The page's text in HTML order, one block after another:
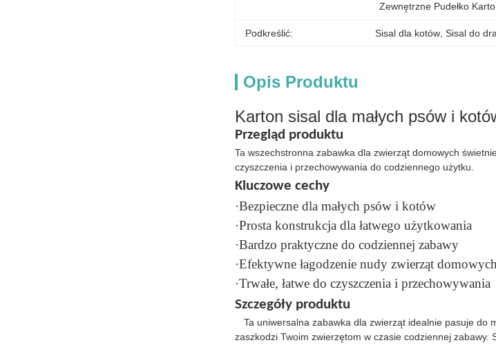
Zewnętrzne Pudełko
Podkreślić: Sisal dla kotów , Sisal do
Opis Produktu
Karton sisal dla małych psów i
Przegląd produktu
Ta wszechstronna zabawka dla zwierząt domowych
czyszczenia i przechowywania do codziennego użytku.
Kluczowe cechy
·Bezpieczne dla małych psów i kotów
·Prosta konstrukcja dla łatwego użytkowania
·Bardzo praktyczne do codziennej zabawy
·Efektywne łagodzenie nudy zwierząt domowych
·Trwałe, łatwe do czyszczenia i przechowywania
Szczegóły produktu
Ta uniwersalna zabawka dla zwierząt idealnie pasuje do
zaszkodzi Twoim zwierzętom w czasie codziennej